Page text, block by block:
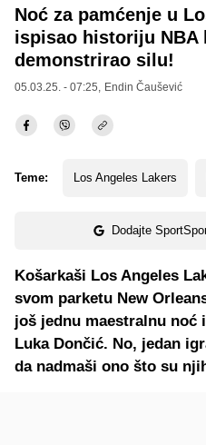
Noć za pamćenje u
ispisao historiju NBA
demonstrirao silu!
05.03.25. - 07:25, Endin Čaušević
Teme: Los Angeles Lakers
Dodajte
Košarkaši Los Angeles
svom parketu New
još jednu maestralnu noć
Luka Dončić. No, jedan
da nadmaši ono što su